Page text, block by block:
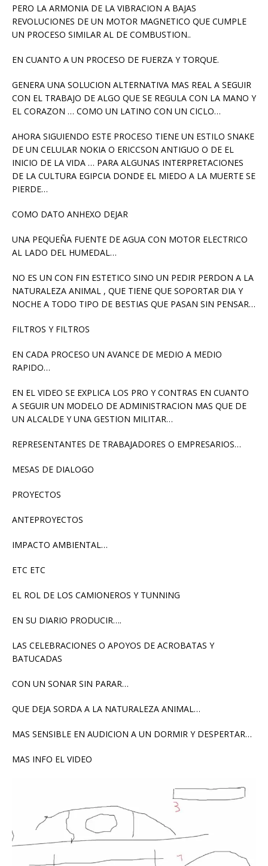
PERO LA ARMONIA DE LA VIBRACION A BAJAS
REVOLUCIONES DE UN MOTOR MAGNETICO QUE CUMPLE
UN PROCESO SIMILAR AL DE COMBUSTION..
EN CUANTO A UN PROCESO DE FUERZA Y TORQUE.
GENERA UNA SOLUCION ALTERNATIVA MAS REAL A SEGUIR
CON EL TRABAJO DE ALGO QUE SE REGULA CON LA MANO Y
EL CORAZON … COMO UN LATINO CON UN CICLO…
AHORA SIGUIENDO ESTE PROCESO TIENE UN ESTILO SNAKE
DE UN CELULAR NOKIA O ERICCSON ANTIGUO O DE EL
INICIO DE LA VIDA … PARA ALGUNAS INTERPRETACIONES
DE LA CULTURA EGIPCIA DONDE EL MIEDO A LA MUERTE SE
PIERDE…
COMO DATO ANHEXO DEJAR
UNA PEQUEÑA FUENTE DE AGUA CON MOTOR ELECTRICO
AL LADO DEL HUMEDAL…
NO ES UN CON FIN ESTETICO SINO UN PEDIR PERDON A LA
NATURALEZA ANIMAL , QUE TIENE QUE SOPORTAR DIA Y
NOCHE A TODO TIPO DE BESTIAS QUE PASAN SIN PENSAR…
FILTROS Y FILTROS
EN CADA PROCESO UN AVANCE DE MEDIO A MEDIO
RAPIDO…
EN EL VIDEO SE EXPLICA LOS PRO Y CONTRAS EN CUANTO
A SEGUIR UN MODELO DE ADMINISTRACION MAS QUE DE
UN ALCALDE Y UNA GESTION MILITAR…
REPRESENTANTES DE TRABAJADORES O EMPRESARIOS…
MESAS DE DIALOGO
PROYECTOS
ANTEPROYECTOS
IMPACTO AMBIENTAL…
ETC ETC
EL ROL DE LOS CAMIONEROS Y TUNNING
EN SU DIARIO PRODUCIR….
LAS CELEBRACIONES O APOYOS DE ACROBATAS Y
BATUCADAS
CON UN SONAR SIN PARAR…
QUE DEJA SORDA A LA NATURALEZA ANIMAL…
MAS SENSIBLE EN AUDICION A UN DORMIR Y DESPERTAR…
MAS INFO EL VIDEO